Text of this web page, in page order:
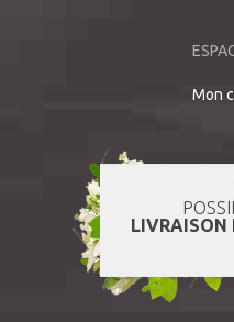
Mon
LIVRAISON